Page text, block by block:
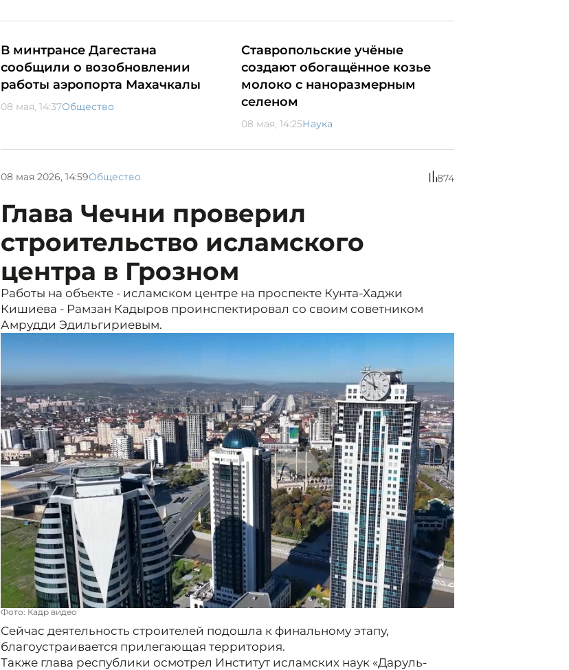
В минтрансе Дагестана
сообщили о возобновлении
работы аэропорта Махачкалы
08 мая, 14:37Общество
Ставропольские учёные
создают обогащённое козье
молоко с наноразмерным
селеном
08 мая, 14:25Наука
08 мая 2026, 14:59Общество 874
Глава Чечни проверил
строительство исламского
центра в Грозном
Работы на объекте - исламском центре на проспекте Кунта-Хаджи
Кишиева - Рамзан Кадыров проинспектировал со своим советником
Амрудди Эдильгириевым.
Фото: Кадр видео
Сейчас деятельность строителей подошла к финальному этапу,
благоустраивается прилегающая территория.
Также глава республики осмотрел Институт исламских наук «Даруль-